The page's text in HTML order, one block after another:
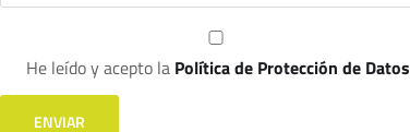
He leído y acepto la Política de Protección de Datos
ENVIAR